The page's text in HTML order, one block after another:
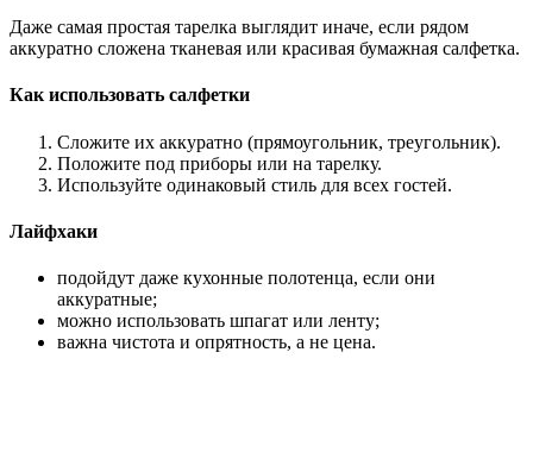
Даже самая простая тарелка выглядит иначе, если рядом
аккуратно сложена тканевая или красивая бумажная салфетка.
Как использовать салфетки
Сложите их аккуратно (прямоугольник, треугольник).
Положите под приборы или на тарелку.
Используйте одинаковый стиль для всех гостей.
Лайфхаки
подойдут даже кухонные полотенца, если они
аккуратные;
можно использовать шпагат или ленту;
важна чистота и опрятность, а не цена.